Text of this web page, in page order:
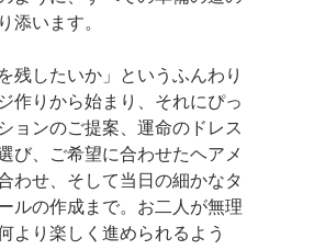
添います。
残したいか」というふんわり
作りから始まり、それにぴっ
ョンのご提案、運命のドレス
び、ご希望に合わせたヘアメ
わせ、そして当日の細かなタ
ルの作成まで。お二人が無理
より楽しく進められるよう